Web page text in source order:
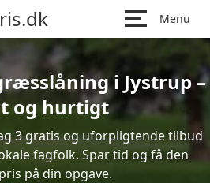
Menu
i Jystrup –
og hurtigt
3 gratis og uforpligtende tilbud
fagfolk. Spar tid og få den
på din opgave.